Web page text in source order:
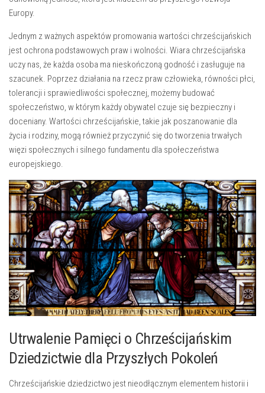
Europy.
Jednym ​z ważnych aspektów promowania wartości chrześcijańskich
jest ochrona podstawowych praw i​ wolności.⁢ Wiara chrześcijańska
uczy nas, że każda osoba ⁤ma nieskończoną godność i zasługuje na
szacunek. Poprzez działania na rzecz praw człowieka, równości płci,
tolerancji i sprawiedliwości społecznej, ‍możemy budować
społeczeństwo, w którym każdy obywatel czuje się bezpieczny i
doceniany. Wartości⁣ chrześcijańskie, takie jak poszanowanie dla
życia i⁢ rodziny, mogą również przyczynić się do tworzenia trwałych
więzi społecznych ​i silnego fundamentu dla społeczeństwa
europejskiego.
Utrwalenie Pamięci o Chrześcijańskim
Dziedzictwie dla Przyszłych Pokoleń
Chrześcijańskie dziedzictwo jest ⁢nieodłącznym elementem ⁤historii‌ i